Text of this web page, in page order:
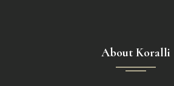
About Koralli